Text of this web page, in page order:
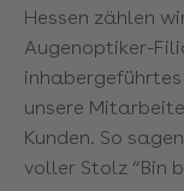
Hessen zählen
Augenoptiker-
inhabergeführtes
unsere
Kunden. So
voller Stolz “Bin